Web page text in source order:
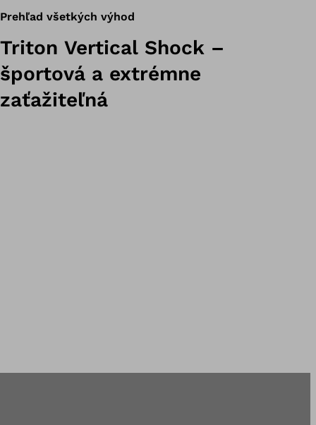
Prehľad všetkých výhod
Triton Vertical Shock –
športová a extrémne
zaťažiteľná